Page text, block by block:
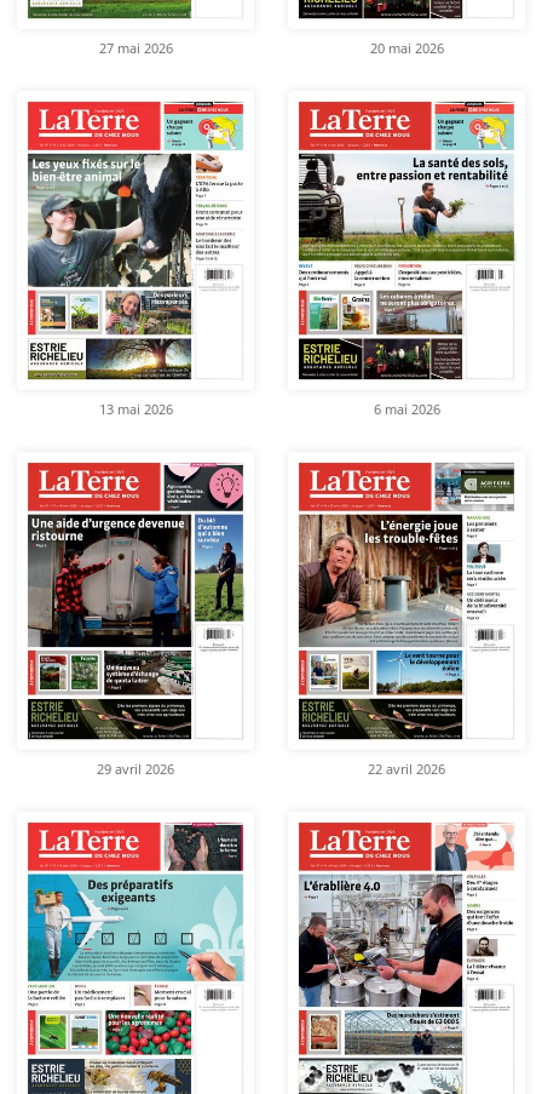
27 mai 2026 20 mai 2026
13 mai 2026 6 mai 2026
29 avril 2026 22 avril 2026